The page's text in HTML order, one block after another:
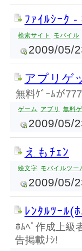
ﾌｧｲﾙｼｰｸ -
検索サイト モバイル
2009/05/
アプリゲ
無料ｹﾞｰﾑが
ゲーム アプリ 無料
2009/05/
えもﾁｪﾝ
絵文字 モバイルツー
2009/05/
ﾚﾝﾀﾙﾂｰﾙ(
ﾎﾑﾍﾟ作成上級
告掲載ﾅｼ!